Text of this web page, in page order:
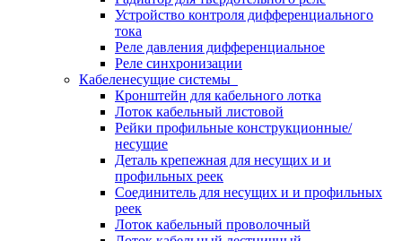
Устройство контроля дифференциального
тока
Реле давления дифференциальное
Реле синхронизации
Кабеленесущие системы
Кронштейн для кабельного лотка
Лоток кабельный листовой
Рейки профильные конструкционные/
несущие
Деталь крепежная для несущих и и
профильных реек
Соединитель для несущих и и профильных
реек
Лоток кабельный проволочный